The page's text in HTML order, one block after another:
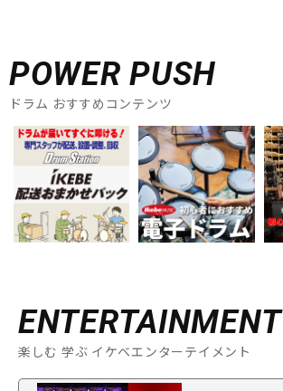
POWER PUSH
ドラム おすすめコンテンツ
ENTERTAINMENT
楽しむ 学ぶ イケベエンターテイメント